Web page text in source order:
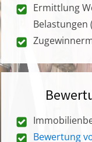
Ermittlung
Belastungen
Bewertung